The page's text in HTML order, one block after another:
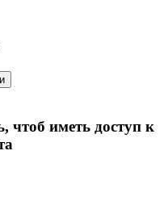
чтоб иметь доступ к